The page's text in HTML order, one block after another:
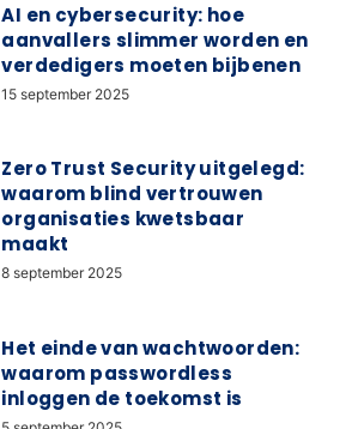
AI en cybersecurity: hoe
aanvallers slimmer worden en
verdedigers moeten bijbenen
15 september 2025
Zero Trust Security uitgelegd:
waarom blind vertrouwen
organisaties kwetsbaar
maakt
8 september 2025
Het einde van wachtwoorden:
waarom passwordless
inloggen de toekomst is